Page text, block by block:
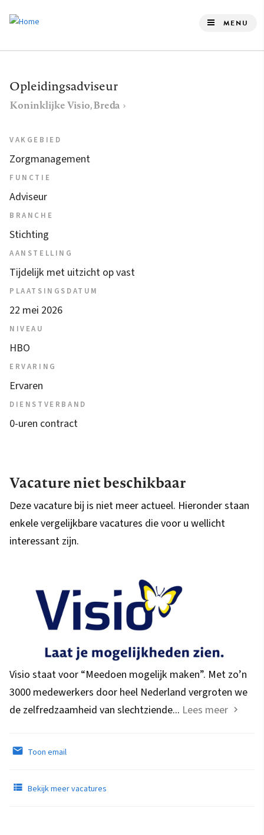
de
gaan
MENU
Opleidingsadviseur
Koninklijke Visio, Breda
VAKGEBIED
Zorgmanagement
FUNCTIE
Adviseur
BRANCHE
Stichting
AANSTELLING
Tijdelijk met uitzicht op vast
PLAATSINGSDATUM
22 mei 2026
NIVEAU
HBO
ERVARING
Ervaren
DIENSTVERBAND
0-uren contract
Vacature niet beschikbaar
Deze vacature bij is niet meer actueel. Hieronder staan
enkele vergelijkbare vacatures die voor u wellicht
interessant zijn.
Visio staat voor “Meedoen mogelijk maken”. Met zo’n
3000 medewerkers door heel Nederland vergroten we
de zelfredzaamheid van slechtziende... Lees meer
Toon email
Bekijk meer vacatures